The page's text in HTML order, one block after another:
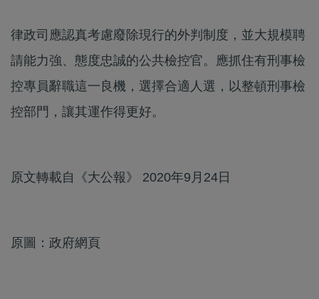
律政司應認真考慮廢除現行的外判制度，並大規模聘
請能力強、態度忠誠的公共檢控官。應抓住有刑事檢
控專員辭職這一良機，選擇合適人選，以整頓刑事檢
控部門，讓其運作得更好。
原文轉載自《大公報》 2020年9月24日
原圖：政府網頁